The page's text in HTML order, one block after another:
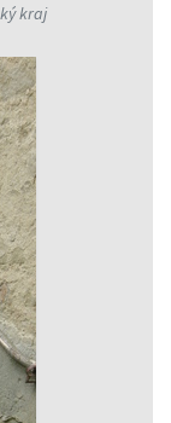
kraj